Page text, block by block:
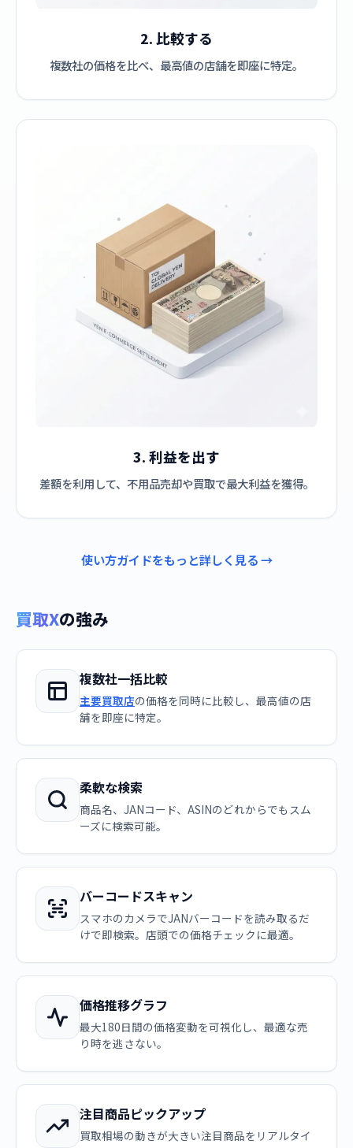
2. 比較する
複数社の価格を比べ、最高値の店舗を即座に特定。
3. 利益を出す
差額を利用して、不用品売却や買取で最大利益を獲得。
使い方ガイドをもっと詳しく見る →
買取Xの強み
複数社一括比較
主要買取店の価格を同時に比較し、最高値の店
舗を即座に特定。
柔軟な検索
商品名、JANコード、ASINのどれからでもスム
ーズに検索可能。
バーコードスキャン
スマホのカメラでJANバーコードを読み取るだ
けで即検索。店頭での価格チェックに最適。
価格推移グラフ
最大180日間の価格変動を可視化し、最適な売
り時を逃さない。
注目商品ピックアップ
買取相場の動きが大きい注目商品をリアルタイ